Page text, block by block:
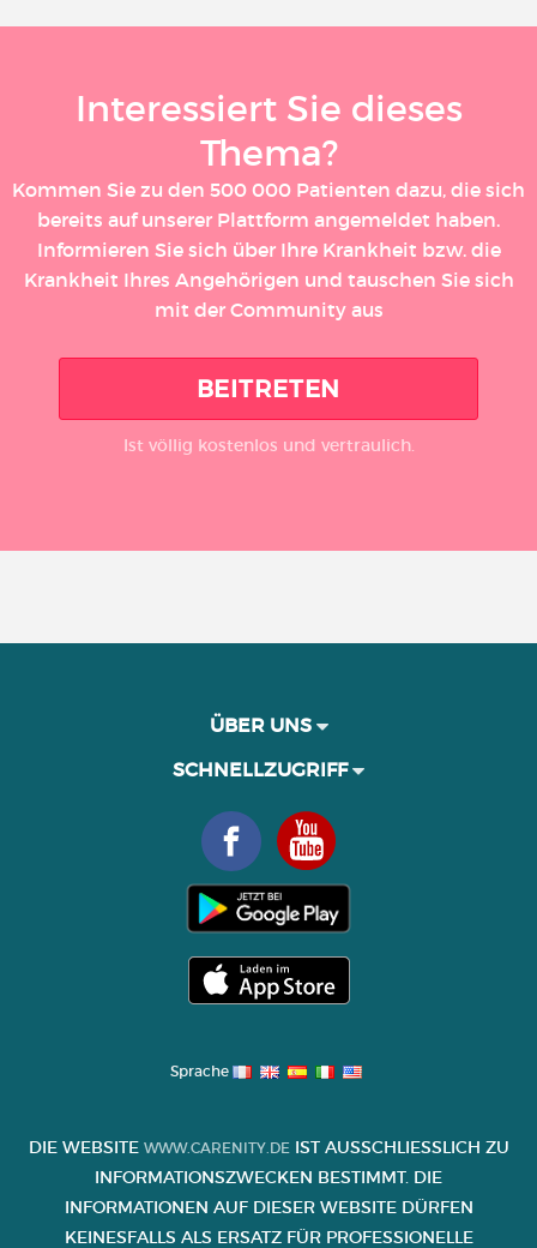
Interessiert Sie dieses
Thema?
Kommen Sie zu den 500 000 Patienten dazu, die sich
bereits auf unserer Plattform angemeldet haben.
Informieren Sie sich über Ihre Krankheit bzw. die
Krankheit Ihres Angehörigen und tauschen Sie sich
mit der Community aus
BEITRETEN
Ist völlig kostenlos und vertraulich.
ÜBER UNS
SCHNELLZUGRIFF
Sprache
DIE WEBSITE WWW.CARENITY.DEIST AUSSCHLIESSLICH ZU I
NFORMATIONSZWECKEN BESTIMMT. DIE I
NFORMATIONEN AUF DIESER WEBSITE DÜRFEN K
EINESFALLS ALS ERSATZ FÜR PROFESSIONELLE B